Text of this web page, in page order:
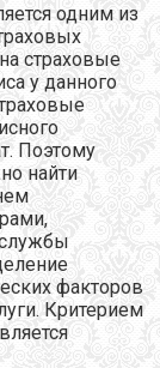
одним из
страховые
у данного
Поэтому
найти
факторов
Критерием